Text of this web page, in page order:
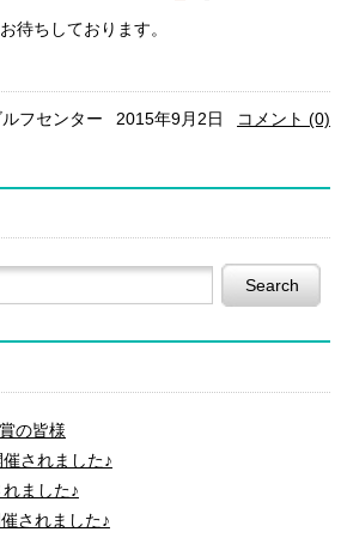
待ちしております。
フセンター 2015年9月2日 コメント (0)
の皆様
されました♪
ました♪
されました♪